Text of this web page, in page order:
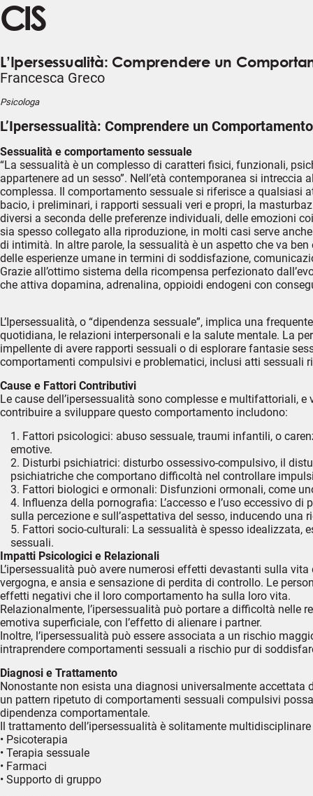
CIS
L’Ipersessualità: Comprendere un
Francesca Greco
Psicologa
L’Ipersessualità: Comprendere un
Sessualità e comportamento sessuale
“La sessualità è un complesso di caratteri fisici, funzionali,
appartenere ad un sesso”. Nell’età contemporanea si
complessa. Il comportamento sessuale si riferisce a qualsiasi
bacio, i preliminari, i rapporti sessuali veri e propri, la
diversi a seconda delle preferenze individuali, delle emozioni
sia spesso collegato alla riproduzione, in molti casi serve
di intimità. In altre parole, la sessualità è un aspetto che va
delle esperienze umane in termini di soddisfazione,
Grazie all’ottimo sistema della ricompensa perfezionato
che attiva dopamina, adrenalina, oppioidi endogeni con
L’Ipersessualità, o “dipendenza sessuale”, implica una
quotidiana, le relazioni interpersonali e la salute mentale. La
impellente di avere rapporti sessuali o di esplorare fantasie
comportamenti compulsivi e problematici, inclusi atti sessuali
Cause e Fattori Contributivi
Le cause dell’ipersessualità sono complesse e multifattoriali,
contribuire a sviluppare questo comportamento includono:
Fattori psicologici: abuso sessuale, traumi infantili, o
emotive.
Disturbi psichiatrici: disturbo ossessivo-compulsivo, il
psichiatriche che comportano difficoltà nel controllare
Fattori biologici e ormonali: Disfunzioni ormonali, come
Influenza della pornografia: L’accesso e l’uso eccessivo
sulla percezione e sull’aspettativa del sesso, inducendo
Fattori socio-culturali: La sessualità è spesso idealizzata,
sessuali.
Impatti Psicologici e Relazionali
L’ipersessualità può avere numerosi effetti devastanti sulla
vergogna, e ansia e sensazione di perdita di controllo. Le
effetti negativi che il loro comportamento ha sulla loro vita.
Relazionalmente, l’ipersessualità può portare a difficoltà nelle
emotiva superficiale, con l’effetto di alienare i partner.
Inoltre, l’ipersessualità può essere associata a un rischio
intraprendere comportamenti sessuali a rischio pur di
Diagnosi e Trattamento
Nonostante non esista una diagnosi universalmente
un pattern ripetuto di comportamenti sessuali compulsivi
dipendenza comportamentale.
Il trattamento dell’ipersessualità è solitamente
• Psicoterapia
• Terapia sessuale
• Farmaci
• Supporto di gruppo